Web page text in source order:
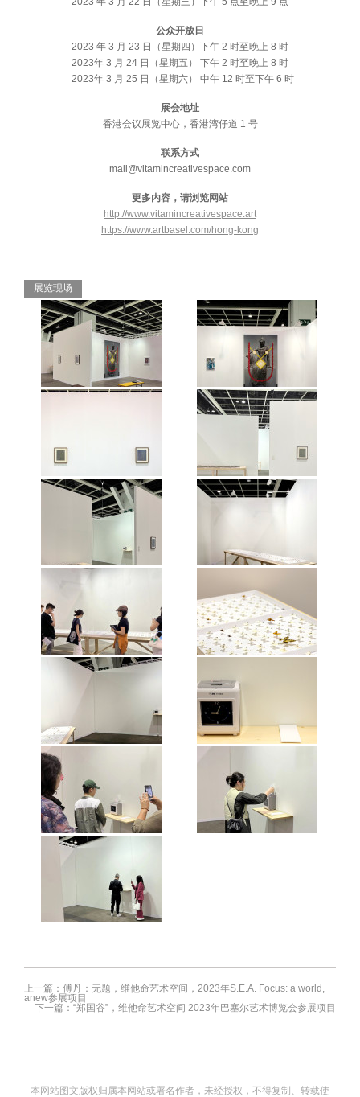
公众开放日
2023 年 3 月 23 日（星期四）下午 2 时至晚上 8 时
2023年 3 月 24 日（星期五） 下午 2 时至晚上 8 时
2023年 3 月 25 日（星期六） 中午 12 时至下午 6 时
展会地址
香港会议展览中心，香港湾仔道 1 号
联系方式
mail@vitamincreativespace.com
更多内容，请浏览网站
http://www.vitamincreativespace.art
https://www.artbasel.com/hong-kong
展览现场
展-香港展会参展项目展览现场，香
港，2023。摄影师：仁语。图片由
维他命艺术空间惠允。
维他命艺术空间2023年巴塞尔艺术
展-香港展会参展项目展览现场，香
港，2023。摄影师：仁语。图片由
维他命艺术空间惠允。
维他命艺术空间2023年巴塞尔艺术
展-香港展会参展项目展览现场，香
港，2023。摄影师：仁语。图片由
维他命艺术空间惠允。
港，2023。摄影师：仁语。图片由
维他命艺术空间惠允。
维他命艺术空间2023年巴塞尔艺术
展-香港展会参展项目展览现场，香
港，2023。摄影师：仁语。图片由
维他命艺术空间惠允。
维他命艺术空间2023年巴塞尔艺术
展-香港展会参展项目展览现场，香
港，2023。摄影师：仁语。图片由
维他命艺术空间惠允。
展-香港展会参展项目展览现场，香
港，2023。摄影师：仁语。图片由
维他命艺术空间惠允。
维他命艺术空间2023年巴塞尔艺术
展-香港展会参展项目展览现场，香
港，2023。摄影师：仁语。图片由
维他命艺术空间惠允。
维他命艺术空间2023年巴塞尔艺术
展-香港展会参展项目展览现场，香
港，2023。摄影师：仁语。图片由
维他命艺术空间惠允。
维他命艺术空间2023年巴塞尔艺术
展-香港展会参展项目展览现场，香
港，2023。摄影师：仁语。图片由
维他命艺术空间惠允。
维他命艺术空间2023年巴塞尔艺术
展-香港展会参展项目展览现场，香
港，2023。摄影师：仁语。图片由
维他命艺术空间惠允。
维他命艺术空间2023年巴塞尔艺术
展-香港展会参展项目展览现场，香
港，2023。摄影师：仁语。图片由
维他命艺术空间惠允。
上一篇：傅丹：无题，维他命艺术空间，2023年S.E.A. Focus: a world,
anew参展项目
下一篇：“郑国谷”，维他命艺术空间 2023年巴塞尔艺术博览会参展项目
本网站图文版权归属本网站或署名作者，未经授权，不得复制、转载使